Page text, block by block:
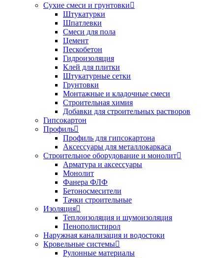
Сухие смеси и грунтовки
Штукатурки
Шпатлевки
Смеси для пола
Цемент
Пескобетон
Гидроизоляция
Клей для плитки
Штукатурные сетки
Грунтовки
Монтажные и кладочные смеси
Строительная химия
Добавки для строительных растворов
Гипсокартон
Профиль
Профиль для гипсокартона
Аксессуары для металлокаркаса
Строительное оборудование и монолит
Арматура и аксессуары
Монолит
Фанера ФЛФ
Бетоносмесители
Тачки строительные
Изоляция
Теплоизоляция и шумоизоляция
Пенополистирол
Наружная канализация и водостоки
Кровельные системы
Рулонные материалы